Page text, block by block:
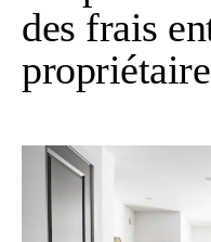
des frais
propriétaire